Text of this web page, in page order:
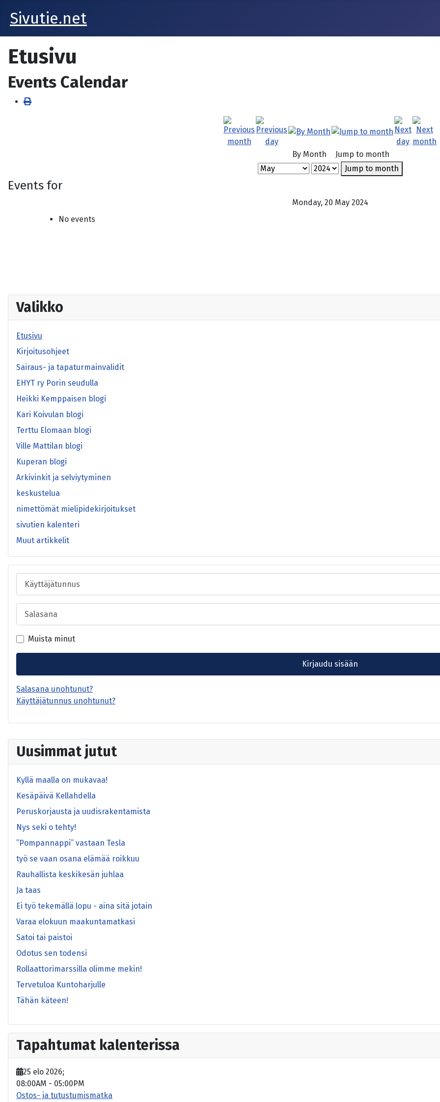
Sivutie.net
Uusimmat jutut
Kyllä maalla on mukavaa!
Kesäpäivä Kellahdella
Peruskorjausta ja uudisrakentamista
Nys seki o tehty!
”Pompannappi” vastaan Tesla
työ se vaan osana elämää roikkuu
Rauhallista keskikesän juhlaa
Ja taas
Ei työ tekemällä lopu - aina sitä jotain
Varaa elokuun maakuntamatkasi
Satoi tai paistoi
Odotus sen todensi
Rollaattorimarssilla olimme mekin!
Tervetuloa Kuntoharjulle
Tähän käteen!
Tapahtumat kalenterissa
25 elo 2026;
08:00AM - 05:00PM
Ostos- ja tutustumismatka
Etusivu
Events Calendar
By Month
Jump to month
Jump to month
Events for
Monday, 20 May 2024
No events
Valikko
Etusivu
Kirjoitusohjeet
Sairaus- ja tapaturmainvalidit
EHYT ry Porin seudulla
Heikki Kemppaisen blogi
Kari Koivulan blogi
Terttu Elomaan blogi
Ville Mattilan blogi
Kuperan blogi
Arkivinkit ja selviytyminen
keskustelua
nimettömät mielipidekirjoitukset
sivutien kalenteri
Muut artikkelit
Käyttäjätunnus
Salasana
Muista minut
Kirjaudu sisään
Salasana unohtunut?
Käyttäjätunnus unohtunut?